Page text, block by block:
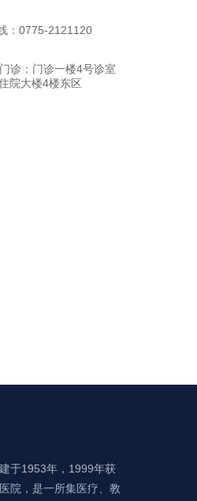
：0775-2121120
诊：门诊一楼4号诊室
院大楼4楼东区
于1953年，1999年获
院，是一所集医疗、教